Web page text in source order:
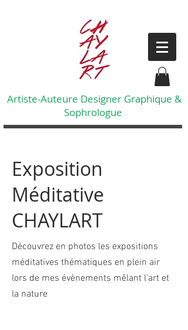
Artiste-Auteure Designer Graphique &
Sophrologue
Exposition
Méditative
CHAYLART
Découvrez en photos les expositions
méditatives thématiques en plein air
lors de mes évènements mêlant l'art et
la nature